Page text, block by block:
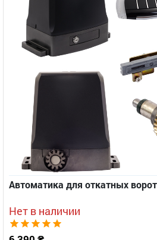
Автоматика для откатных
Нет в наличии